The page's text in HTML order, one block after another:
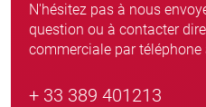
N'hésitez pas à nous
question ou à contacter
commerciale par téléphone
+ 33 389 401213